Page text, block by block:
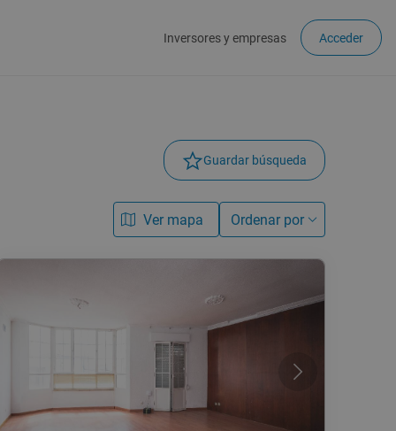
Inversores y empresas Acceder
Guardar búsqueda
Ver mapa Ordenar por